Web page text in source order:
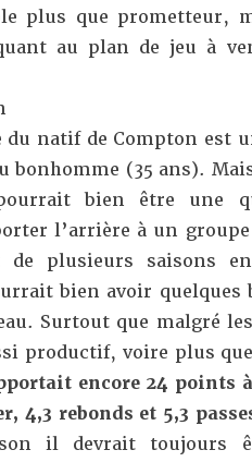
plus que prometteur,
au plan de jeu à
du natif de Compton est
bonhomme (35 ans).
bien être une
l’arrière à un
de plusieurs saisons
bien avoir quelques
Surtout que malgré
productif, voire plus
encore 24 points
4,3 rebonds et 5,3
il devrait toujours